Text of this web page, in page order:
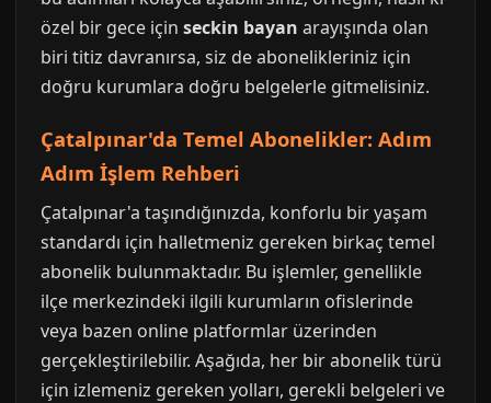
özel bir gece için seckin bayan arayışında olan
biri titiz davranırsa, siz de abonelikleriniz için
doğru kurumlara doğru belgelerle gitmelisiniz.
Çatalpınar'da Temel Abonelikler: Adım
Adım İşlem Rehberi
Çatalpınar'a taşındığınızda, konforlu bir yaşam
standardı için halletmeniz gereken birkaç temel
abonelik bulunmaktadır. Bu işlemler, genellikle
ilçe merkezindeki ilgili kurumların ofislerinde
veya bazen online platformlar üzerinden
gerçekleştirilebilir. Aşağıda, her bir abonelik türü
için izlemeniz gereken yolları, gerekli belgeleri ve